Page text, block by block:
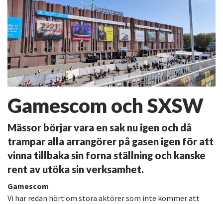
Gamescom och SXSW
Mässor börjar vara en sak nu igen och då
trampar alla arrangörer på gasen igen för att
vinna tillbaka sin forna ställning och kanske
rent av utöka sin verksamhet.
Gamescom
Vi har redan hört om stora aktörer som inte kommer att